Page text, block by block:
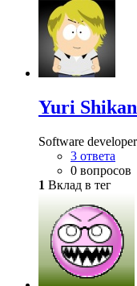
Yuri
Software
3 ответа
0 вопросов
1 Вклад в тег